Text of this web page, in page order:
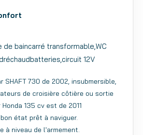
baincarré transformable,WC
12V
SHAFT 730 de 2002, insubmersible,
de croisière côtière ou sortie
135 cv est de 2011
état prêt à naviguer.
à niveau de l'armement.